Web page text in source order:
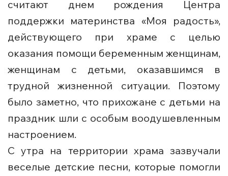
считают днем рождения Центра
поддержки материнства «Моя радость»,
действующего при храме с целью
оказания помощи беременным женщинам,
женщинам с детьми, оказавшимся в
трудной жизненной ситуации. Поэтому
было заметно, что прихожане с детьми на
праздник шли с особым воодушевленным
настроением.
С утра на территории храма зазвучали
веселые детские песни, которые помогли